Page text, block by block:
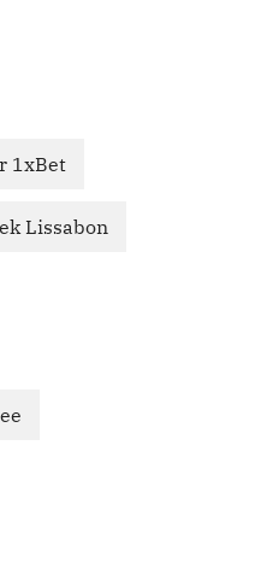
1xBet
Lissabon